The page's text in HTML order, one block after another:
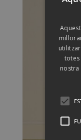
totes
nostra